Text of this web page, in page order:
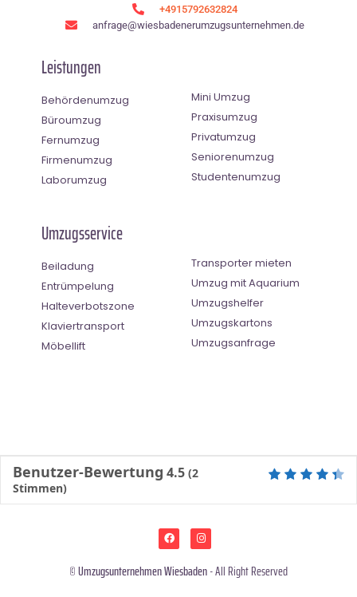
+4915792632824
anfrage@wiesbadenerumzugsunternehmen.de
Leistungen
Behördenumzug
Büroumzug
Fernumzug
Firmenumzug
Laborumzug
Mini Umzug
Praxisumzug
Privatumzug
Seniorenumzug
Studentenumzug
Umzugsservice
Beiladung
Entrümpelung
Halteverbotszone
Klaviertransport
Möbellift
Transporter mieten
Umzug mit Aquarium
Umzugshelfer
Umzugskartons
Umzugsanfrage
Benutzer-Bewertung 4.5 (2
Stimmen)
©Umzugsunternehmen Wiesbaden- All Right Reserved